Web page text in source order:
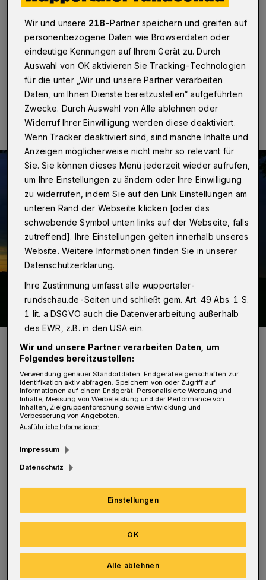
machte, zeigen die Auswertungen des
Wupperverbandes. Von Ostersonntag auf Ostermontag
brachte er noch einmal bis ins Flachland Schnee.
18.05.2017 , 18:07 Uhr Eine Minute Lesezeit
So fielen am 16. April an vielen Messstationen
z. B. Bever-Talsperre (Hückeswagen),
Klärwerk Buchenhofen (Wuppertal-Sonnborn)
oder auch an der Großen Dhünn-Talsperre
Quadratmeter an Niederschlag zum Teil in
Flockenform.
Dabei war der Monat weitgehend trocken. An
vielen Tagen fiel im Wuppergebiet kein Regen,
Wir und unsere 218-Partner speichern und greifen auf
personenbezogene Daten wie Browserdaten oder
eindeutige Kennungen auf Ihrem Gerät zu. Durch
Auswahl von OK aktivieren Sie Tracking-Technologien
für die unter „Wir und unsere Partner verarbeiten
Daten, um Ihnen Dienste bereitzustellen“ aufgeführten
Zwecke. Durch Auswahl von Alle ablehnen oder
Widerruf Ihrer Einwilligung werden diese deaktiviert.
Wenn Tracker deaktiviert sind, sind manche Inhalte und
Anzeigen möglicherweise nicht mehr so relevant für
Sie. Sie können dieses Menü jederzeit wieder aufrufen,
um Ihre Einstellungen zu ändern oder Ihre Einwilligung
zu widerrufen, indem Sie auf den Link Einstellungen am
unteren Rand der Webseite klicken [oder das
schwebende Symbol unten links auf der Webseite, falls
zutreffend]. Ihre Einstellungen gelten innerhalb unseres
Website. Weitere Informationen finden Sie in unserer
Datenschutzerklärung.
Ihre Zustimmung umfasst alle wuppertaler-
rundschau.de-Seiten und schließt gem. Art. 49 Abs. 1 S.
1 lit. a DSGVO auch die Datenverarbeitung außerhalb
des EWR, z.B. in den USA ein.
Wir und unsere Partner verarbeiten Daten, um
Folgendes bereitzustellen:
Verwendung genauer Standortdaten. Endgeräteeigenschaften zur
Identifikation aktiv abfragen. Speichern von oder Zugriff auf
Informationen auf einem Endgerät. Personalisierte Werbung und
Inhalte, Messung von Werbeleistung und der Performance von
Inhalten, Zielgruppenforschung sowie Entwicklung und
Verbesserung von Angeboten.
Ausführliche Informationen
Impressum
Datenschutz
Einstellungen
Alle ablehnen
OK